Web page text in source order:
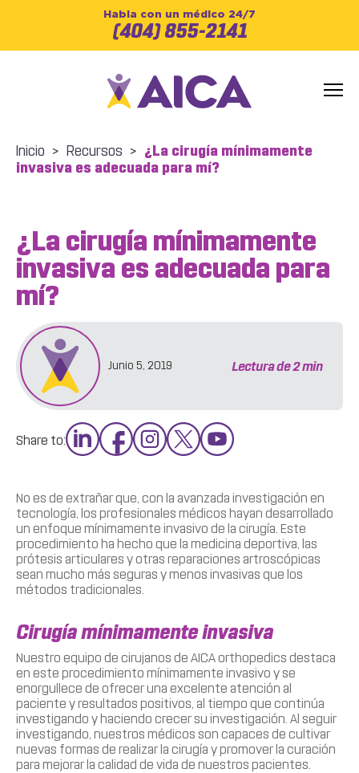
Habla con un médico 24/7
(404) 855-2141
Inicio > Recursos > ¿La cirugía mínimamente
invasiva es adecuada para mí?
¿La cirugía mínimamente
invasiva es adecuada para
mí?
Junio 5, 2019 Lectura de2min
Share to:
No es de extrañar que, con la avanzada investigación en
tecnología, los profesionales médicos hayan desarrollado
un enfoque mínimamente invasivo de la cirugía. Este
procedimiento ha hecho que la medicina deportiva, las
prótesis articulares y otras reparaciones artroscópicas
sean mucho más seguras y menos invasivas que los
métodos tradicionales.
Cirugía mínimamente invasiva
Nuestro equipo de cirujanos de AICA orthopedics destaca
en este procedimiento mínimamente invasivo y se
enorgullece de ofrecer una excelente atención al
paciente y resultados positivos, al tiempo que continúa
investigando y haciendo crecer su investigación. Al seguir
investigando, nuestros médicos son capaces de cultivar
nuevas formas de realizar la cirugía y promover la curación
para mejorar la calidad de vida de nuestros pacientes.